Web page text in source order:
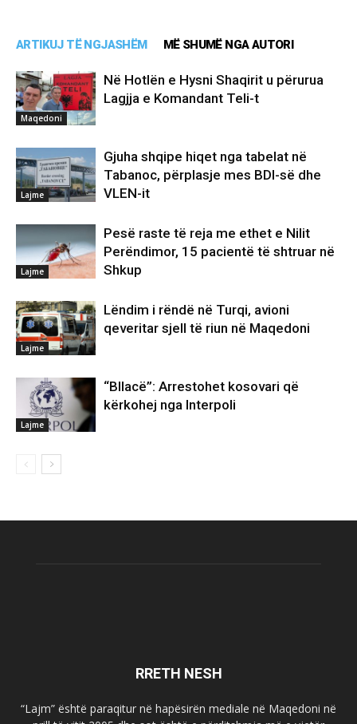
ARTIKUJ TË NGJASHËM MË SHUMË NGA AUTORI
Maqedoni
Në Hotlën e Hysni Shaqirit u përurua
Lagjja e Komandant Teli-t
Lajme
Gjuha shqipe hiqet nga tabelat në
Tabanoc, përplasje mes BDI-së dhe
VLEN-it
Lajme
Pesë raste të reja me ethet e Nilit
Perëndimor, 15 pacientë të shtruar në
Shkup
Lajme
Lëndim i rëndë në Turqi, avioni
qeveritar sjell të riun në Maqedoni
Lajme
“Bllacë”: Arrestohet kosovari që
kërkohej nga Interpoli
RRETH NESH
“Lajm” është paraqitur në hapësirën mediale në Maqedoni në